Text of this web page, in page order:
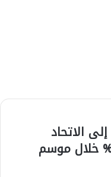
الاتحاد
تقفز بأكثر من 700% خلال موسم